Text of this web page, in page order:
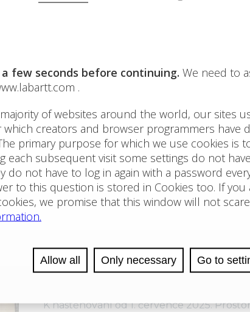
Nabídka pronájmu
v hypermarketu
Nabízíme k pronájmu obchodní jednotku
hypermarketu Albert na adrese Gerská,
každodenní návštěvností díky silnému
zákazníků po celý den. Jednotka se
v administrativním
v Třinci
K nastěhování od 1. července 2025.